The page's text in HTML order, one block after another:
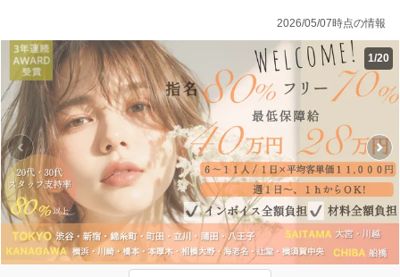
2026/05/07時点の情報
1/20